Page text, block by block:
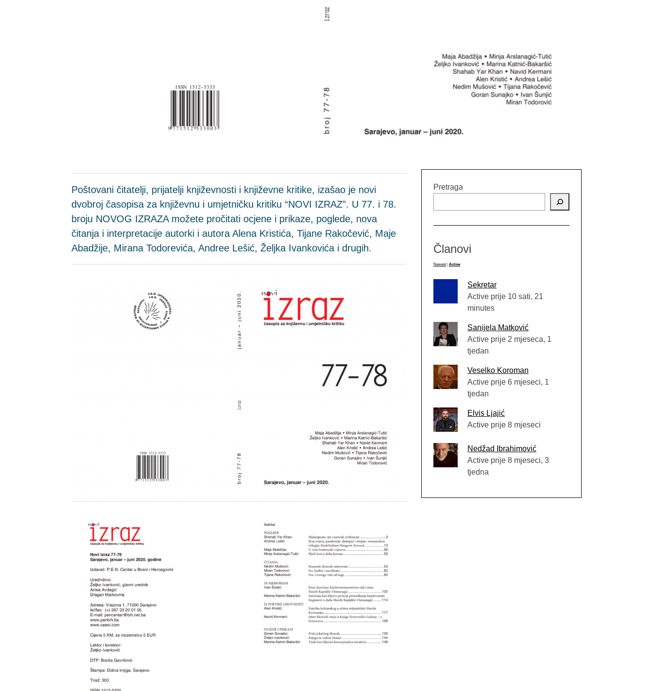
Poštovani čitatelji, prijatelji književnosti i književne kritike, izašao je novi
dvobroj časopisa za književnu i umjetničku kritiku “NOVI IZRAZ”. U 77. i 78.
broju NOVOG IZRAZA možete pročitati ocjene i prikaze, poglede, nova
čitanja i interpretacije autorki i autora Alena Kristića, Tijane Rakočević, Maje
Abadžije, Mirana Todorevića, Andree Lešić, Željka Ivankovića i drugih.
Pretraga
Članovi
Newest Active
Sekretar
Active prije 10 sati, 21
minutes
Sanijela Matković
Active prije 2 mjeseca, 1
tjedan
Veselko Koroman
Active prije 6 mjeseci, 1
tjedan
Elvis Ljajić
Active prije 8 mjeseci
Nedžad Ibrahimović
Active prije 8 mjeseci, 3
tjedna